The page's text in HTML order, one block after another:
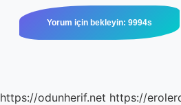
https://odunherif.net https://